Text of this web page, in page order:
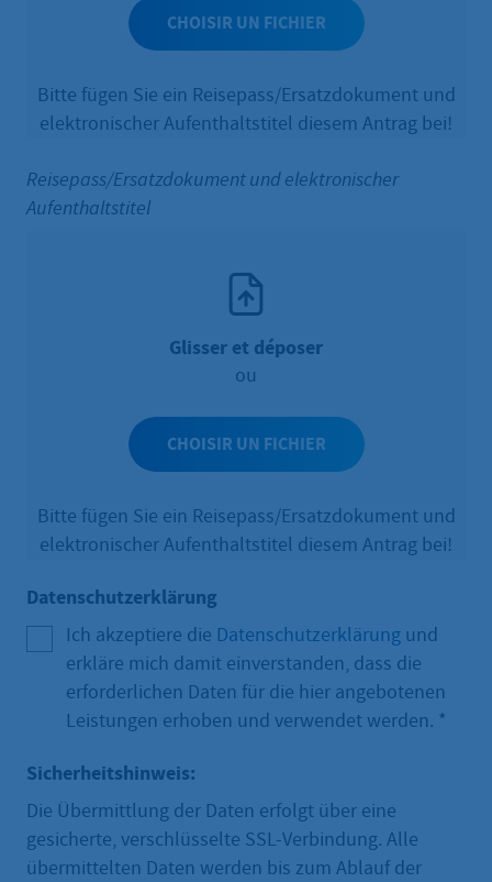
CHOISIR UN FICHIER
Bitte fügen Sie ein Reisepass/Ersatzdokument und
elektronischer Aufenthaltstitel diesem Antrag bei!
Reisepass/Ersatzdokument und elektronischer
Aufenthaltstitel
Glisser et déposer
ou
CHOISIR UN FICHIER
Bitte fügen Sie ein Reisepass/Ersatzdokument und
elektronischer Aufenthaltstitel diesem Antrag bei!
Datenschutzerklärung
Ich akzeptiere die Datenschutzerklärung und
erkläre mich damit einverstanden, dass die
erforderlichen Daten für die hier angebotenen
Leistungen erhoben und verwendet werden. *
Sicherheitshinweis:
Die Übermittlung der Daten erfolgt über eine
gesicherte, verschlüsselte SSL-Verbindung. Alle
übermittelten Daten werden bis zum Ablauf der